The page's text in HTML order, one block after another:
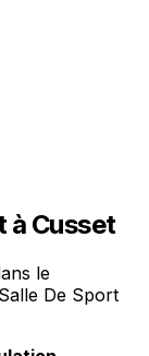
à Cusset
le
De Sport